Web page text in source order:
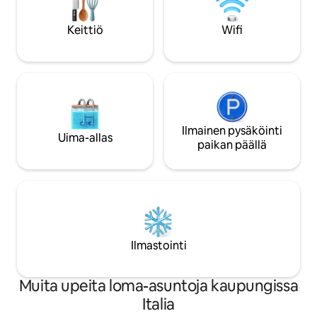
luontoon ja ystävällisiin maatilan
eläimiimme, kuten vuohiin, kanoihin,
ankkoihin, kissoihin ja rakastettavaan
kylpyhuone ✔
✔ Upeat näkymät
basilikalle ✔ WI-
Keittiö Wifi
Uima-allas
Ilmainen pysäköinti
paikan päällä
Ilmastointi
Muita upeita loma-asuntoja kaupungissa
Italia